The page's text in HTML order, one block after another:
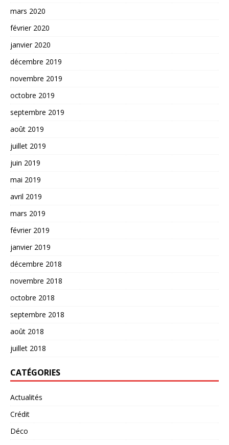
mars 2020
février 2020
janvier 2020
décembre 2019
novembre 2019
octobre 2019
septembre 2019
août 2019
juillet 2019
juin 2019
mai 2019
avril 2019
mars 2019
février 2019
janvier 2019
décembre 2018
novembre 2018
octobre 2018
septembre 2018
août 2018
juillet 2018
CATÉGORIES
Actualités
Crédit
Déco